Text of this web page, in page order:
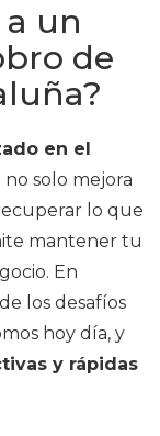
un
de
en el
no solo mejora
lo que
mantener tu
En
los desafíos
hoy día, y
y rápidas